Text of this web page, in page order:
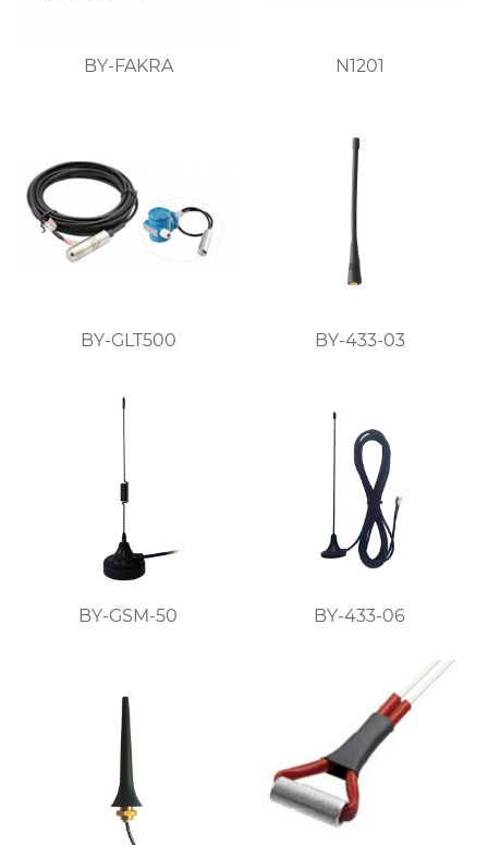
BY-FAKRA N1201
BY-GLT500 BY-433-03
BY-GSM-50 BY-433-06